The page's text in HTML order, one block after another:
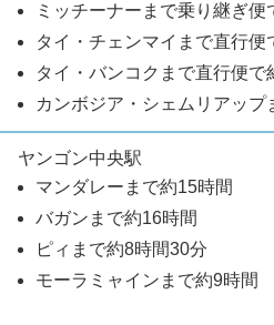
ミッチーナーまで乗り継ぎ便
タイ・チェンマイまで直行便
タイ・バンコクまで直行便で
カンボジア・シェムリアッ
ヤンゴン中央駅
マンダレーまで約15時間
バガンまで約16時間
ピィまで約8時間30分
モーラミャインまで約9時間